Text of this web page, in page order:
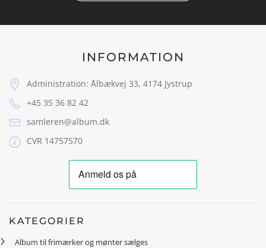
INFORMATION
Administration: Ålbækvej 33, 4174 Jystrup
+45 35 36 82 42
samleren@album.dk
CVR 14757570
KATEGORIER
Album til frimærker og mønter sælges